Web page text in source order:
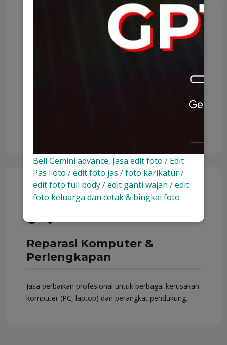
Beli Gemini advance, Jasa edit foto / Edit
Pas Foto / edit foto jas / foto karikatur /
edit foto full body / edit ganti wajah / edit
foto keluarga dan cetak & bingkai foto
Reparasi Komputer &
Perlengkapan
Jasa perbaikan profesional untuk berbagai kerusakan
komputer (PC, laptop) dan perangkat pendukung.